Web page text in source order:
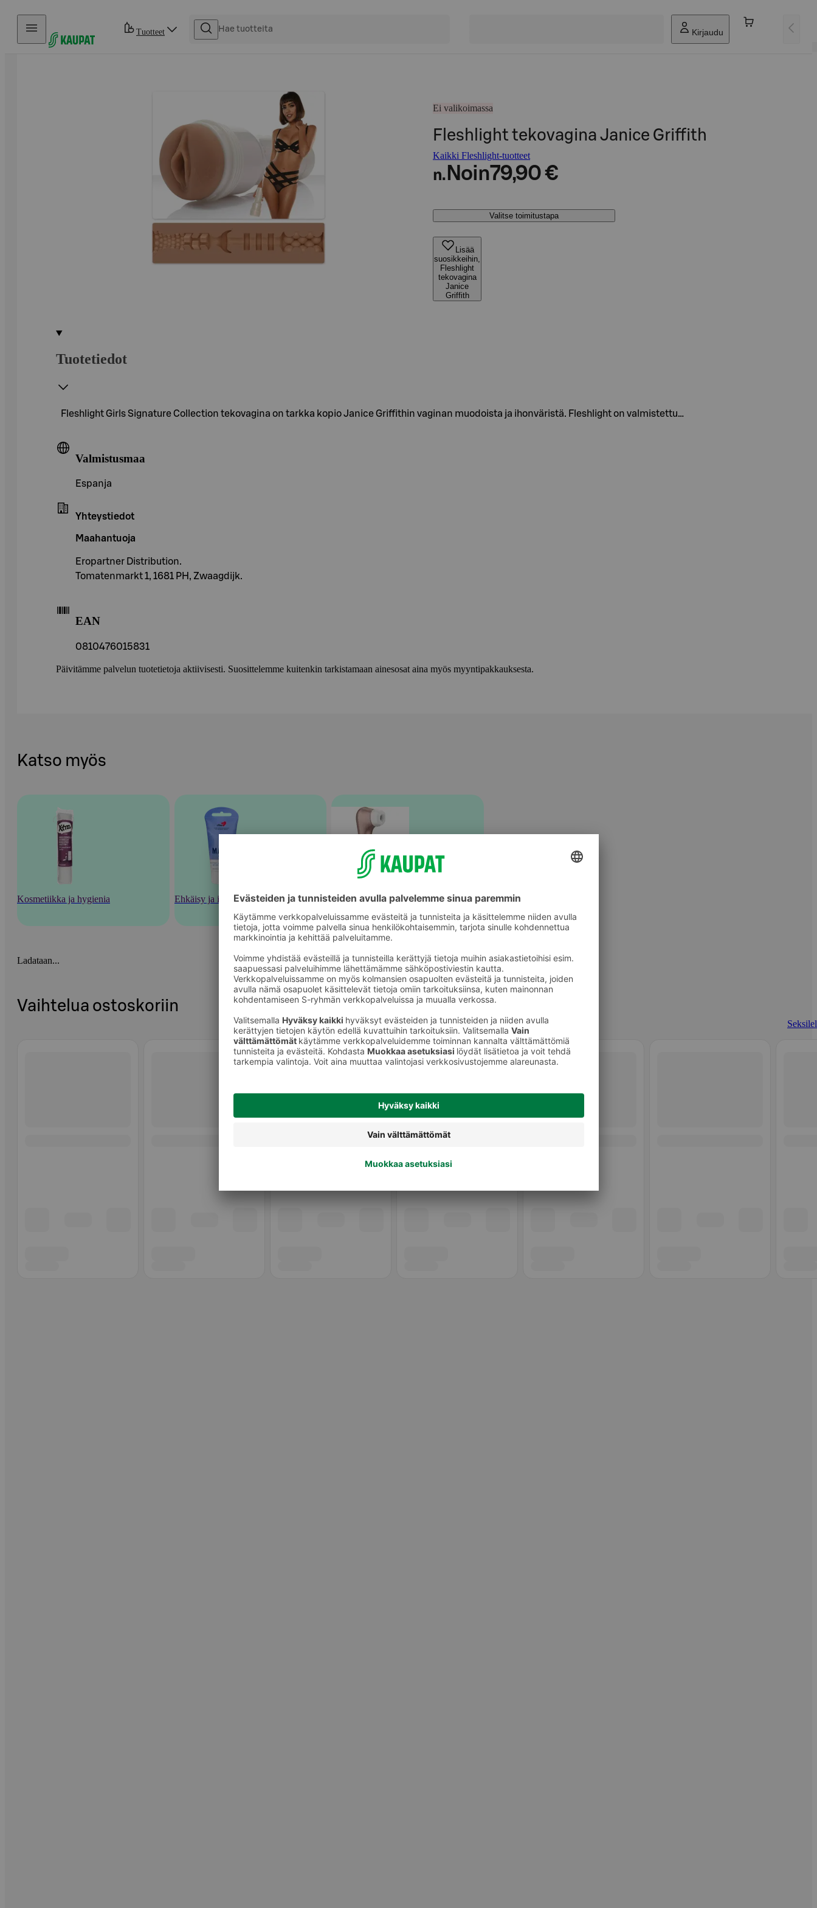
Hyppää sisältöön
Tuotteet Kirjaudu
Ei valikoimassa
Fleshlight tekovagina Janice Griffith
Kaikki Fleshlight-tuotteet
n. Noin79,90 €
Valitse toimitustapa
Lisää
suosikkeihin,
Fleshlight
tekovagina
Janice
Griffith
Tuotetiedot
Fleshlight Girls Signature Collection tekovagina on tarkka kopio Janice Griffithin vaginan muodoista ja ihonväristä. Fleshlight on valmistettu…
Valmistusmaa
Espanja
Yhteystiedot
Maahantuoja
Eropartner Distribution.
Tomatenmarkt 1, 1681 PH, Zwaagdijk.
EAN
0810476015831
Päivitämme palvelun tuotetietoja aktiivisesti. Suosittelemme kuitenkin tarkistamaan ainesosat aina myös myyntipakkauksesta.
Katso myös
Kosmetiikka ja hygienia Ehkäisy ja intiimituotteet Seksilelut
Ladataan...
Vaihtelua ostoskoriin